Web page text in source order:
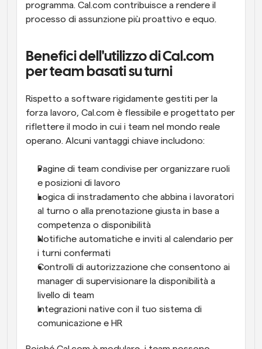
programma. Cal.com contribuisce a rendere il
processo di assunzione più proattivo e equo.
Benefici dell'utilizzo di Cal.com
per team basati su turni
Rispetto a software rigidamente gestiti per la
forza lavoro, Cal.com è flessibile e progettato per
riflettere il modo in cui i team nel mondo reale
operano. Alcuni vantaggi chiave includono:
Pagine di team condivise per organizzare ruoli
e posizioni di lavoro
Logica di instradamento che abbina i lavoratori
al turno o alla prenotazione giusta in base a
competenza o disponibilità
Notifiche automatiche e inviti al calendario per
i turni confermati
Controlli di autorizzazione che consentono ai
manager di supervisionare la disponibilità a
livello di team
Integrazioni native con il tuo sistema di
comunicazione e HR